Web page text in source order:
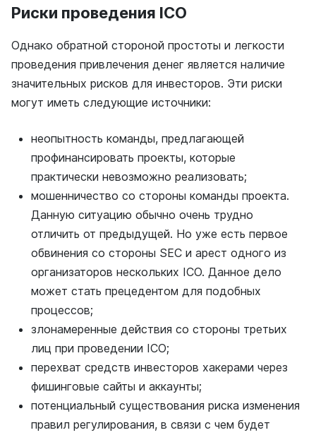
Риски проведения ICO
Однако обратной стороной простоты и легкости
проведения привлечения денег является наличие
значительных рисков для инвесторов. Эти риски
могут иметь следующие источники:
неопытность команды, предлагающей
профинансировать проекты, которые
практически невозможно реализовать;
мошенничество со стороны команды проекта.
Данную ситуацию обычно очень трудно
отличить от предыдущей. Но уже есть первое
обвинения со стороны SEC и арест одного из
организаторов нескольких ICO. Данное дело
может стать прецедентом для подобных
процессов;
злонамеренные действия со стороны третьих
лиц при проведении ICO;
перехват средств инвесторов хакерами через
фишинговые сайты и аккаунты;
потенциальный существования риска изменения
правил регулирования, в связи с чем будет